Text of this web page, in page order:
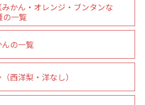
かん・オレンジ・ブンタンな
の一覧
の一覧
西洋梨・洋なし）